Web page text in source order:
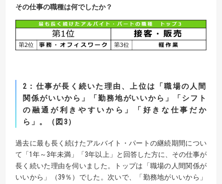
その仕事の職種は何でしたか？
2 ：仕事が長く続いた理由、上位は「職場の人間
関係がいいから」「勤務地がいいから」
「シフト
の融通が利きやすいから」「好きな仕事だか
ら」。（図 3）
過去に最も長く続けたアルバイト・パートの継続期間につい
て「1年～3年未満」「3年以上」と回答した方に、その仕事が
長く続いた理由を伺いました。トップは「職場の人間関係が
いいから」（39％）でした。次いで、「勤務地がいいから」